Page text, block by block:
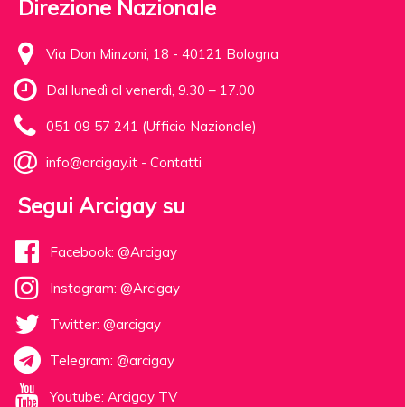
Direzione Nazionale
Via Don Minzoni, 18 - 40121 Bologna
Dal lunedì al venerdì, 9.30 – 17.00
051 09 57 241 (Ufficio Nazionale)
info@arcigay.it - Contatti
Segui Arcigay su
Facebook: @Arcigay
Instagram: @Arcigay
Twitter: @arcigay
Telegram: @arcigay
Youtube: Arcigay TV